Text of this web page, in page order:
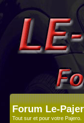
Forum Le-
Tout sur et pour votre Pajero.